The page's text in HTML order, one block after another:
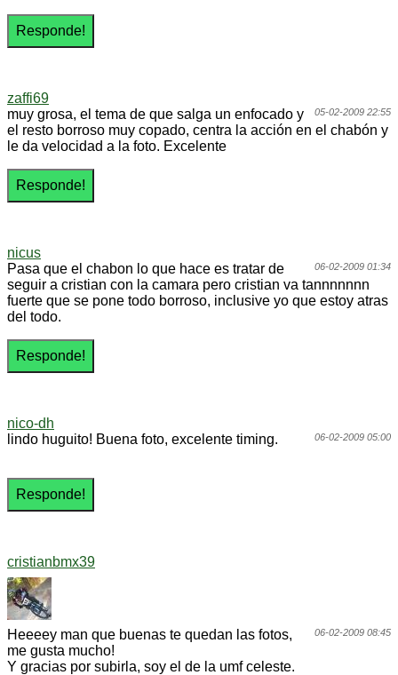
zaffi69
05-02-2009 22:55
muy grosa, el tema de que salga un enfocado y
el resto borroso muy copado, centra la acción en el chabón y
le da velocidad a la foto. Excelente
nicus
06-02-2009 01:34
Pasa que el chabon lo que hace es tratar de
seguir a cristian con la camara pero cristian va tannnnnnn
fuerte que se pone todo borroso, inclusive yo que estoy atras
del todo.
nico-dh
06-02-2009 05:00
lindo huguito! Buena foto, excelente timing.
cristianbmx39
06-02-2009 08:45
Heeeey man que buenas te quedan las fotos,
me gusta mucho!
Y gracias por subirla, soy el de la umf celeste.